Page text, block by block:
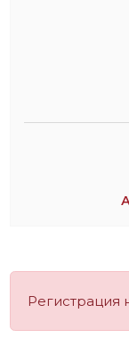
Регистрация